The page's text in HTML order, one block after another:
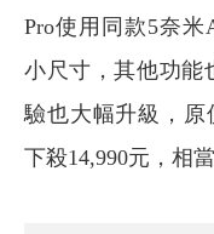
Pro使用同款5奈米
小尺寸，其他功能
驗也大幅升級，原
下殺14,990元，相當